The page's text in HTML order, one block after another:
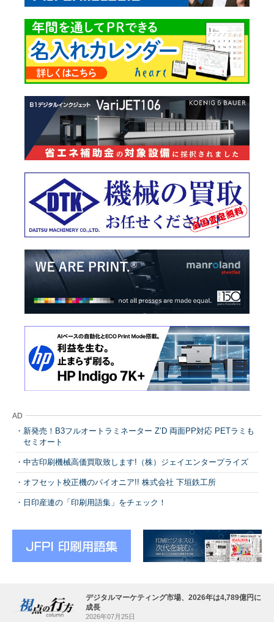
AD
新発売！B3フルオートラミネーター Z’D 両面PP対応 PETラミも
セミオート
中古印刷機械高価買取致します!（株）ジェイエンタープライズ
オフセット校正機のパイオニア!! 株式会社 下垣鉄工所
日印産連の「印刷用語集」をチェック！
デジタルマーケティング市場、2026年は4,789億円に
成長
2026年07月25日